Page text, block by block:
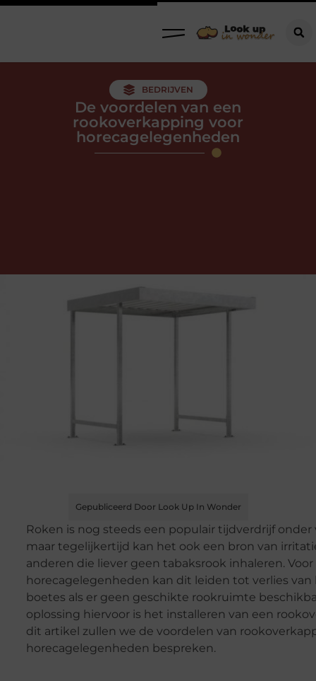
BEDRIJVEN
De voordelen van een
rookoverkapping voor
horecagelegenheden
Gepubliceerd Door Look Up In Wonder
Roken is nog steeds een populair tijdverdrijf onder
maar tegelijkertijd kan het ook een bron van
anderen die liever geen tabaksrook inhaleren. Voor
horecagelegenheden kan dit leiden tot verlies van
boetes als er geen geschikte rookruimte
oplossing hiervoor is het installeren van een
dit artikel zullen we de voordelen van
horecagelegenheden bespreken.